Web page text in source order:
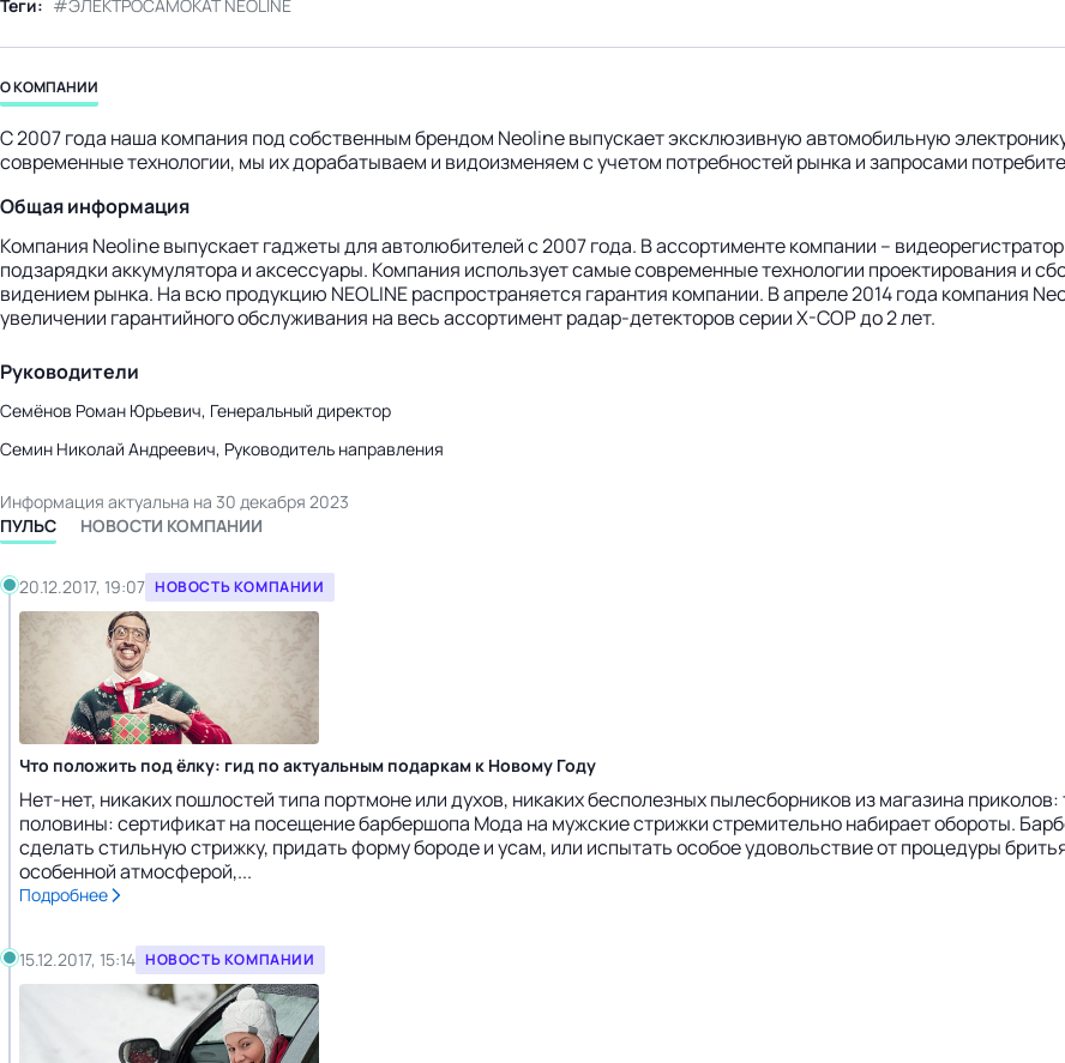
бизнес-центр
Теги:
ЭЛЕКТРОСАМОКАТ NEOLINE
О КОМПАНИИ
С 2007 года наша компания под cобственным брендом Neoline выпускает эксклюзивную автомобильную
современные технологии, мы их дорабатываем и видоизменяем с учетом потребностей рынка и запросами
Общая информация
Компания Neoline выпускает гаджеты для автолюбителей с 2007 года. В ассортименте компании –
подзарядки аккумулятора и аксессуары. Компания использует самые современные технологии проектирования и
видением рынка. На всю продукцию NEOLINE распространяется гарантия компании. В апреле 2014 года компания
увеличении гарантийного обслуживания на весь ассортимент радар-детекторов серии X-COP до 2 лет.
Руководители
Семёнов Роман Юрьевич, Генеральный директор
Семин Николай Андреевич, Руководитель направления
Информация актуальна на 30 декабря 2023
ПУЛЬС
НОВОСТИ КОМПАНИИ
20.12.2017, 19:07 НОВОСТЬ КОМПАНИИ
Что положить под ёлку: гид по актуальным подаркам к Новому Году
Нет-нет, никаких пошлостей типа портмоне или духов, никаких бесполезных пылесборников из магазина
половины: сертификат на посещение барбершопа Мода на мужские стрижки стремительно набирает обороты.
сделать стильную стрижку, придать форму бороде и усам, или испытать особое удовольствие от процедуры
особенной атмосферой,...
Подробнее
15.12.2017, 15:14 НОВОСТЬ КОМПАНИИ